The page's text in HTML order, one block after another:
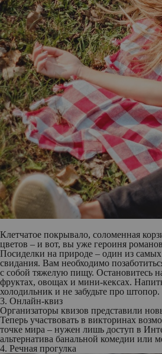
Клетчатое покрывало, соломенная
цветов – и вот, вы уже героиня
Посиделки на природе – один из
свидания. Вам необходимо
с собой тяжелую пищу. Остановитесь
фруктах, овощах и мини-кексах.
холодильник и не забудьте про штопор.
3. Онлайн-квиз
Организаторы квизов представили
Теперь участвовать в викторинах
точке мира – нужен лишь доступ в
альтернатива банальной комедии или
4. Речная прогулка